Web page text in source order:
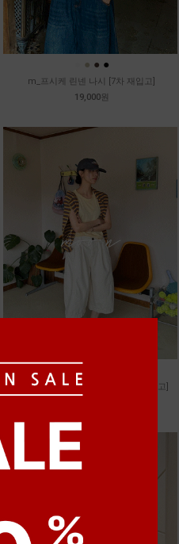
● ● ●
m_프시케 린넨 나시 [7차 재입고]
19,000원
m_헤세드 스티치 데님팬츠 [4차 재입고]